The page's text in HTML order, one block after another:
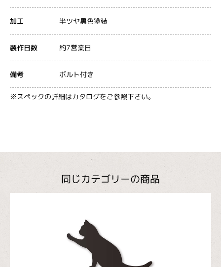
加工 半ツヤ黒色塗装
製作日数 約7営業日
備考 ボルト付き
※スペックの詳細はカタログをご参照下さい。
同じカテゴリーの商品